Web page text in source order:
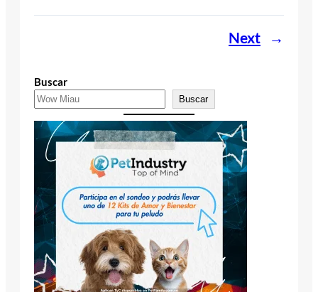
Next →
Buscar
Buscar